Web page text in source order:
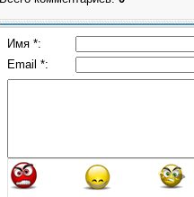
Имя *:
Email *: